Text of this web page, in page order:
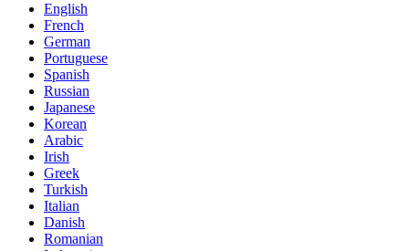
English
French
German
Portuguese
Spanish
Russian
Japanese
Korean
Arabic
Irish
Greek
Turkish
Italian
Danish
Romanian